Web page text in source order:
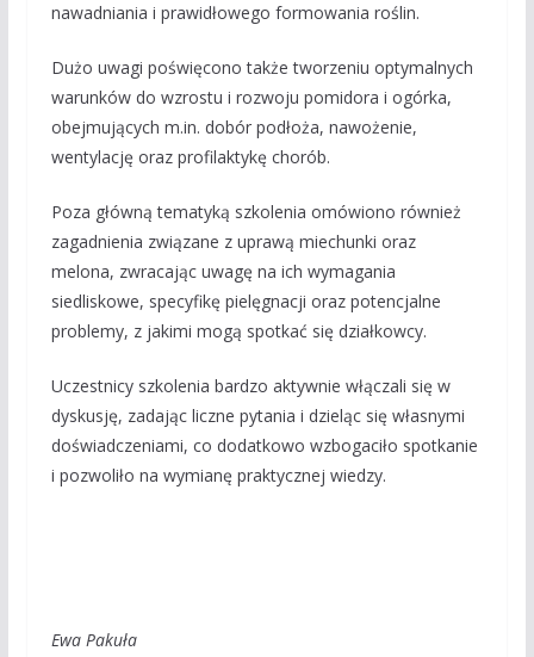
nawadniania i prawidłowego formowania roślin.
Dużo uwagi poświęcono także tworzeniu optymalnych
warunków do wzrostu i rozwoju pomidora i ogórka,
obejmujących m.in. dobór podłoża, nawożenie,
wentylację oraz profilaktykę chorób.
Poza główną tematyką szkolenia omówiono również
zagadnienia związane z uprawą miechunki oraz
melona, zwracając uwagę na ich wymagania
siedliskowe, specyfikę pielęgnacji oraz potencjalne
problemy, z jakimi mogą spotkać się działkowcy.
Uczestnicy szkolenia bardzo aktywnie włączali się w
dyskusję, zadając liczne pytania i dzieląc się własnymi
doświadczeniami, co dodatkowo wzbogaciło spotkanie
i pozwoliło na wymianę praktycznej wiedzy.
Ewa Pakuła